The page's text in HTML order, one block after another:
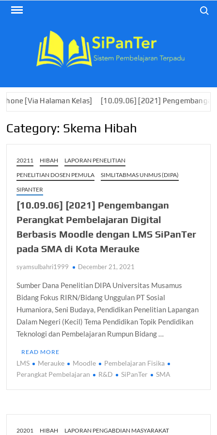
Skip
Kelas] [10.09.06] [2021] Pengembangan Perangkat
Category: Skema Hibah
20211 HIBAH
LAPORAN PENELITIAN
PENELITIAN DOSEN PEMULA
SIMLITABMAS UNMUS (DIPA)
SIPANTER
[10.09.06] [2021] Pengembangan
Perangkat Pembelajaran Digital
Berbasis Moodle dengan LMS SiPanTer
pada SMA di Kota Merauke
syamsulbahri1999 December 21, 2021
Sumber Dana Penelitian DIPA Universitas Musamus
Bidang Fokus RIRN/Bidang Unggulan PT Sosial
Humaniora, Seni Budaya, Pendidikan Penelitian Lapangan
Dalam Negeri (Kecil) Tema Pendidikan Topik Pendidikan
Teknologi dan Pembelajaran Rumpun Bidang …
READ MORE
LMS Merauke Moodle
Pembelajaran Fisika
Perangkat Pembelajaran
R&D SiPanTer SMA
20201 HIBAH
LAPORAN PENGABDIAN MASYARAKAT